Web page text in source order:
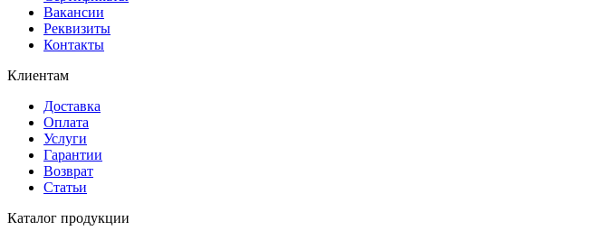
Вакансии
Реквизиты
Контакты
Клиентам
Доставка
Оплата
Услуги
Гарантии
Возврат
Статьи
Каталог продукции